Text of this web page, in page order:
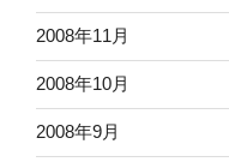
2008年11月
2008年10月
2008年9月